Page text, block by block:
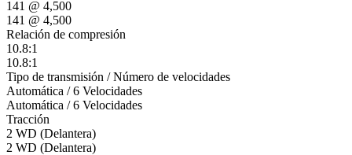
141 @ 4,500
141 @ 4,500
Relación de compresión
10.8:1
10.8:1
Tipo de transmisión / Número de velocidades
Automática / 6 Velocidades
Automática / 6 Velocidades
Tracción
2 WD (Delantera)
2 WD (Delantera)